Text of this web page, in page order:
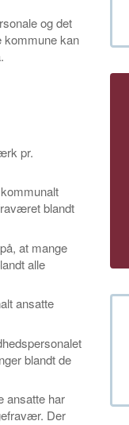
og det
kommune kan
pr.
blandt
at mange
alle
ansatte
blandt de
ansatte har
Der